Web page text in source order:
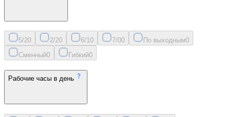
5/20 2/20 6/10 7/00 По выходным0
Сменный0 Гибкий0
Рабочие часы в день